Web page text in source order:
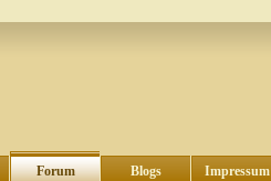
Forum Blogs Impressum